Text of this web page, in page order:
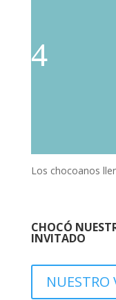
Los chocoanos
CHOCÓ
INVITADO
NUESTRO